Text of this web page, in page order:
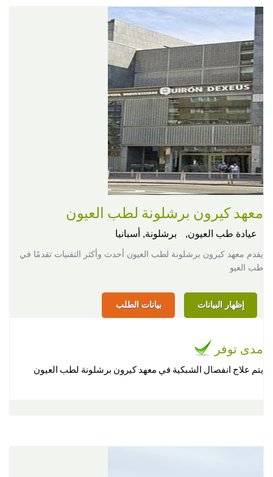
معهد كيرون برشلونة لطب العيون
عيادة طب العيون, برشلونة, أسبانيا
يقدم معهد كيرون برشلونة لطب العيون أحدث وأكثر التقنيات تقدمًا في
طب العيو
إظهار البيانات بيانات الطلب
مدى توفر
يتم علاج انفصال الشبكية في معهد كيرون برشلونة لطب العيون